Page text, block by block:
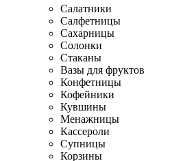
Салатники
Салфетницы
Сахарницы
Солонки
Стаканы
Вазы для фруктов
Конфетницы
Кофейники
Кувшины
Менажницы
Кассероли
Супницы
Корзины